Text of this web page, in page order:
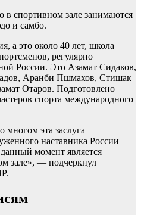
в спортивном зале занимаются
и самбо.
а это около 40 лет, школа
регулярно
России. Это Азамат Сидаков,
Аранби Пшмахов, Стишак
Отаров. Подготовлено
спорта международного
многом эта заслуга
наставника России
момент является
зале», — подчеркнул